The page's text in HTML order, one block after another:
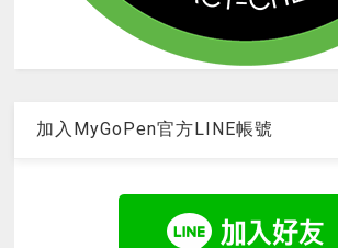
加入MyGoPen官方LINE帳號